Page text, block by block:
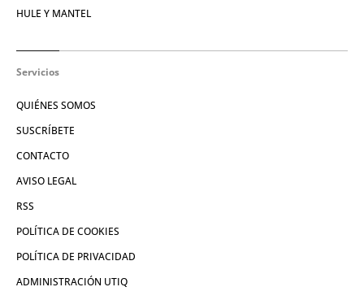
HULE Y MANTEL
Servicios
QUIÉNES SOMOS
SUSCRÍBETE
CONTACTO
AVISO LEGAL
RSS
POLÍTICA DE COOKIES
POLÍTICA DE PRIVACIDAD
ADMINISTRACIÓN UTIQ